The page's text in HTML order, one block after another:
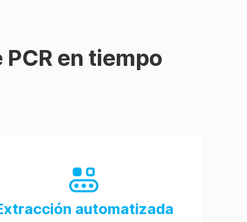
en tiempo
automatizada